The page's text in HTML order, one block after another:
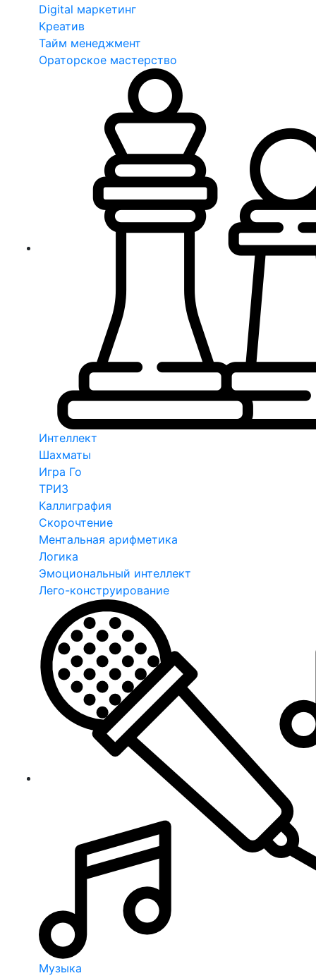
Digital маркетинг
Креатив
Тайм менеджмент
Ораторское мастерство
Интеллект
Шахматы
Игра Го
ТРИЗ
Каллиграфия
Скорочтение
Ментальная арифметика
Логика
Эмоциональный интеллект
Лего-конструирование
Музыка